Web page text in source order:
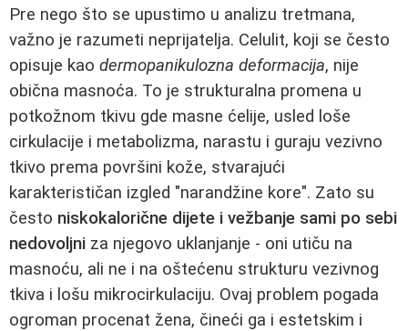
Pre nego što se upustimo u analizu tretmana,
važno je razumeti neprijatelja. Celulit, koji se često
opisuje kao dermopanikulozna deformacija, nije
obična masnoća. To je strukturalna promena u
potkožnom tkivu gde masne ćelije, usled loše
cirkulacije i metabolizma, narastu i guraju vezivno
tkivo prema površini kože, stvarajući
karakterističan izgled "narandžine kore". Zato su
često niskokalorične dijete i vežbanje sami po sebi
nedovoljni za njegovo uklanjanje - oni utiču na
masnoću, ali ne i na oštećenu strukturu vezivnog
tkiva i lošu mikrocirkulaciju. Ovaj problem pogada
ogroman procenat žena, čineći ga i estetskim i